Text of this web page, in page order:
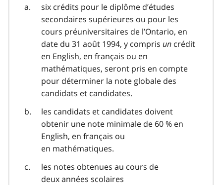
six crédits pour le diplôme d’études
secondaires supérieures ou pour les
cours préuniversitaires de l’Ontario, en
date du 31 août 1994, y compris un crédit
en English, en français ou en
mathématiques, seront pris en compte
pour déterminer la note globale des
candidats et candidates.
les candidats et candidates doivent
obtenir une note minimale de 60 % en
English, en français ou
en mathématiques.
les notes obtenues au cours de
deux années scolaires